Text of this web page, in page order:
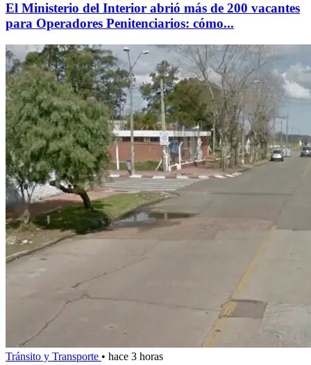
El Ministerio del Interior abrió más de 200 vacantes
para Operadores Penitenciarios: cómo...
Tránsito y Transporte • hace 3 horas